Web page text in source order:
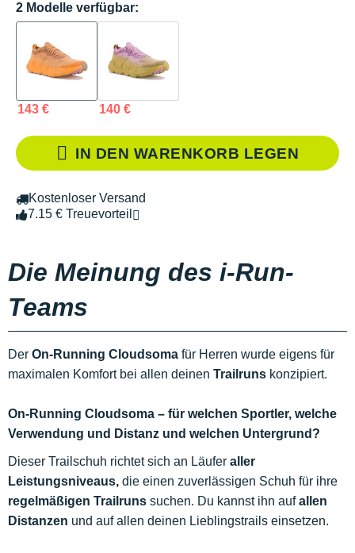
2 Modelle verfügbar:
143 € 140 €
IN DEN WARENKORB LEGEN
Kostenloser Versand
7.15 € Treuevorteil
Die Meinung des i-Run-
Teams
Der On-Running Cloudsoma für Herren wurde eigens für
maximalen Komfort bei allen deinen Trailruns konzipiert.
On-Running Cloudsoma – für welchen Sportler, welche
Verwendung und Distanz und welchen Untergrund?
Dieser Trailschuh richtet sich an Läufer aller
Leistungsniveaus, die einen zuverlässigen Schuh für ihre
regelmäßigen Trailruns suchen. Du kannst ihn aufallen
Distanzen und auf allen deinen Lieblingstrails einsetzen.